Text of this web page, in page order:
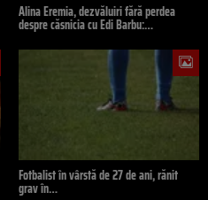
Alina Eremia, dezvăluiri fără perdea
despre căsnicia cu Edi Barbu:…
Fotbalist în vârstă de 27 de ani, rănit
grav în…